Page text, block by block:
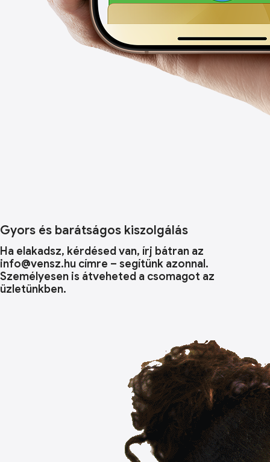
Gyors és barátságos kiszolgálás
Ha elakadsz, kérdésed van, írj bátran az
info@vensz.hu címre – segítünk azonnal.
Személyesen is átveheted a csomagot az
üzletünkben.